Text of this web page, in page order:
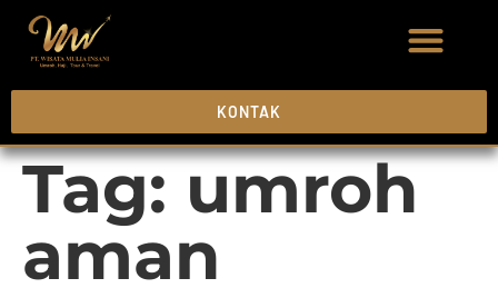
KONTAK
Tag:umroh
aman